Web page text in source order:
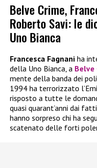
Belve Crime,
Roberto Savi: le
Uno Bianca
Francesca Fagnani ha
della Uno Bianca, a Belve
mente della banda dei
1994 ha terrorizzato
risposto a tutte le
quasi quarant’anni dai
hanno sorpreso chi ha
scatenato delle forti